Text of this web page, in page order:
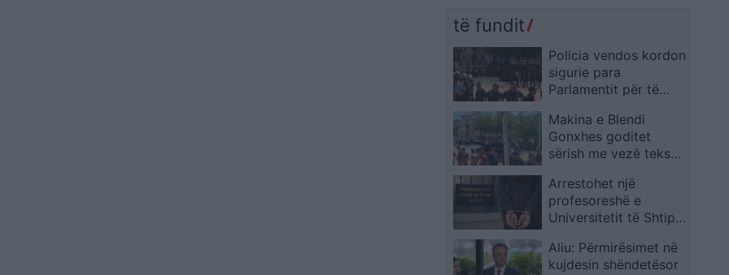
të fundit
Policia vendos kordon
sigurie para
Parlamentit për të
mes protestuesve dhe
deputetëve
Makina e Blendi
Gonxhes goditet
sërish me vezë teksa
(VIDEO)
Arrestohet një
profesoreshë e
Universitetit të Shtipit,
studentit 300 euro
për kalimin e provimit
Aliu: Përmirësimet në
kujdesin shëndetësor